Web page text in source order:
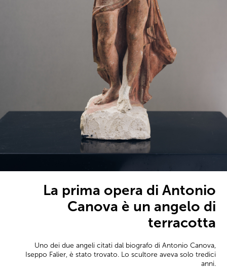
La prima opera di Antonio
Canova è un angelo di
terracotta
Uno dei due angeli citati dal biografo di Antonio Canova,
Iseppo Falier, è stato trovato. Lo scultore aveva solo tredici
anni.